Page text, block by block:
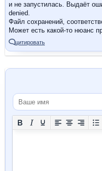
цитировать
и не запустилась. Выдаёт
denied.
Файл сохранений,
Может есть какой-то нюанс